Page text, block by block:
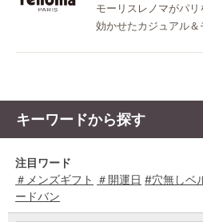
モーリスレノマがパ
効かせたカジュアル＆
キーワードから探す
注目ワード
＃メンズギフト ＃開運日 #穴無しベ
ードバン